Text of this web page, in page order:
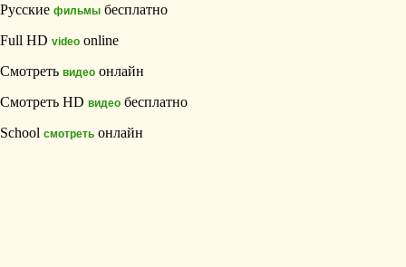
Русские фильмы бесплатно
Full HD video online
Смотреть видео онлайн
Смотреть HD видео бесплатно
School смотреть онлайн